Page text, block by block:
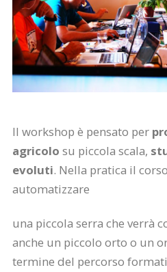
Il workshop è pensato per
agricolo su piccola scala,
evoluti. Nella pratica il
automatizzare
una piccola serra che verrà
anche un piccolo orto o un
termine del percorso